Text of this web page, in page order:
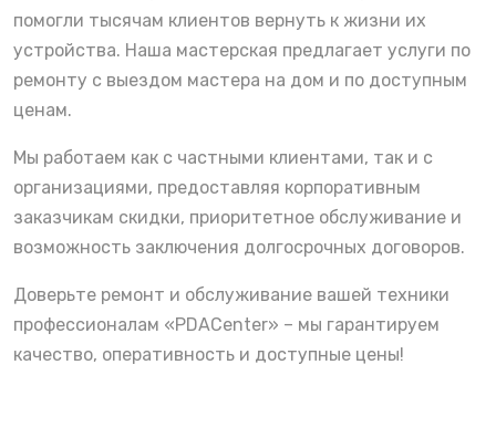
помогли тысячам клиентов вернуть к жизни их
устройства. Наша мастерская предлагает услуги по
ремонту с выездом мастера на дом и по доступным
ценам.
Мы работаем как с частными клиентами, так и с
организациями, предоставляя корпоративным
заказчикам скидки, приоритетное обслуживание и
возможность заключения долгосрочных договоров.
Доверьте ремонт и обслуживание вашей техники
профессионалам «PDACenter» – мы гарантируем
качество, оперативность и доступные цены!